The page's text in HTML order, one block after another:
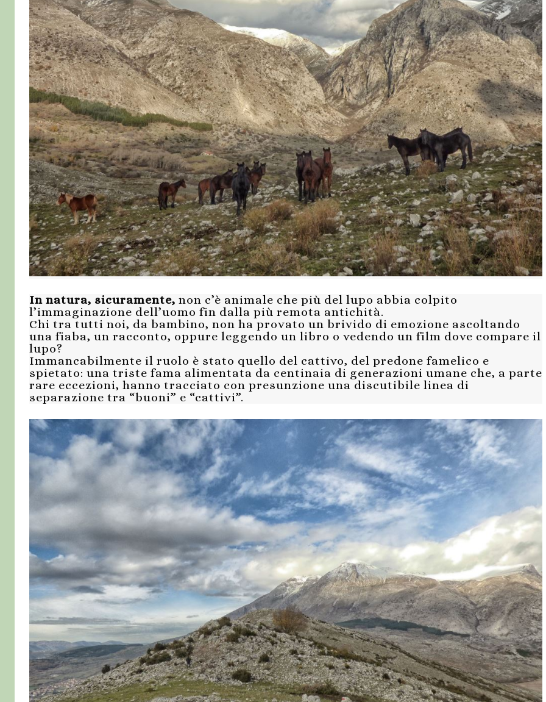
In natura, sicuramente, non c’è animale che più del lupo abbia colpito
l’immaginazione dell’uomo fin dalla più remota antichità.
Chi tra tutti noi, da bambino, non ha provato un brivido di emozione ascoltando
una fiaba, un racconto, oppure leggendo un libro o vedendo un film dove compare il
lupo?
Immancabilmente il ruolo è stato quello del cattivo, del predone famelico e
spietato: una triste fama alimentata da centinaia di generazioni umane che, a parte
rare eccezioni, hanno tracciato con presunzione una discutibile linea di
separazione tra “buoni” e “cattivi”.